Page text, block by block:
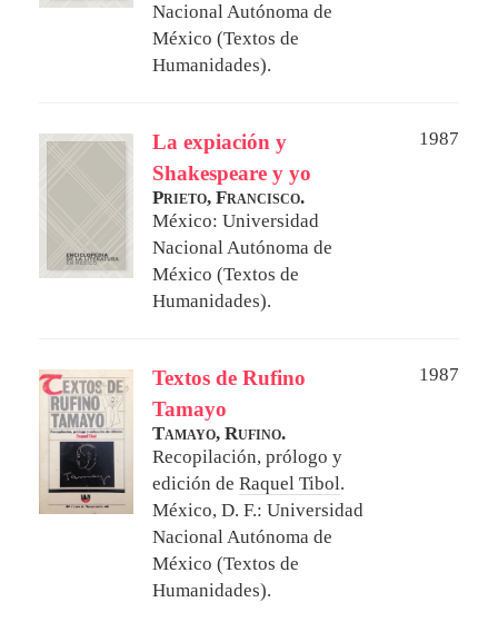
Nacional Autónoma de
México (Textos de
Humanidades).
La expiación y
Shakespeare y yo
1987
Prieto, Francisco.
México: Universidad
Nacional Autónoma de
México (Textos de
Humanidades).
Textos de Rufino
Tamayo
1987
Tamayo, Rufino.
Recopilación, prólogo y
edición de Raquel Tibol.
México, D. F.: Universidad
Nacional Autónoma de
México (Textos de
Humanidades).